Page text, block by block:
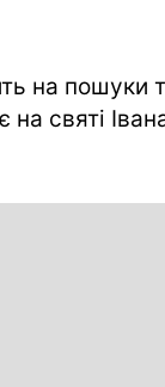
на пошуки
святі